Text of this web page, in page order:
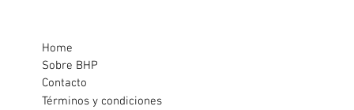
Home
Sobre BHP
Contacto
Términos y condiciones